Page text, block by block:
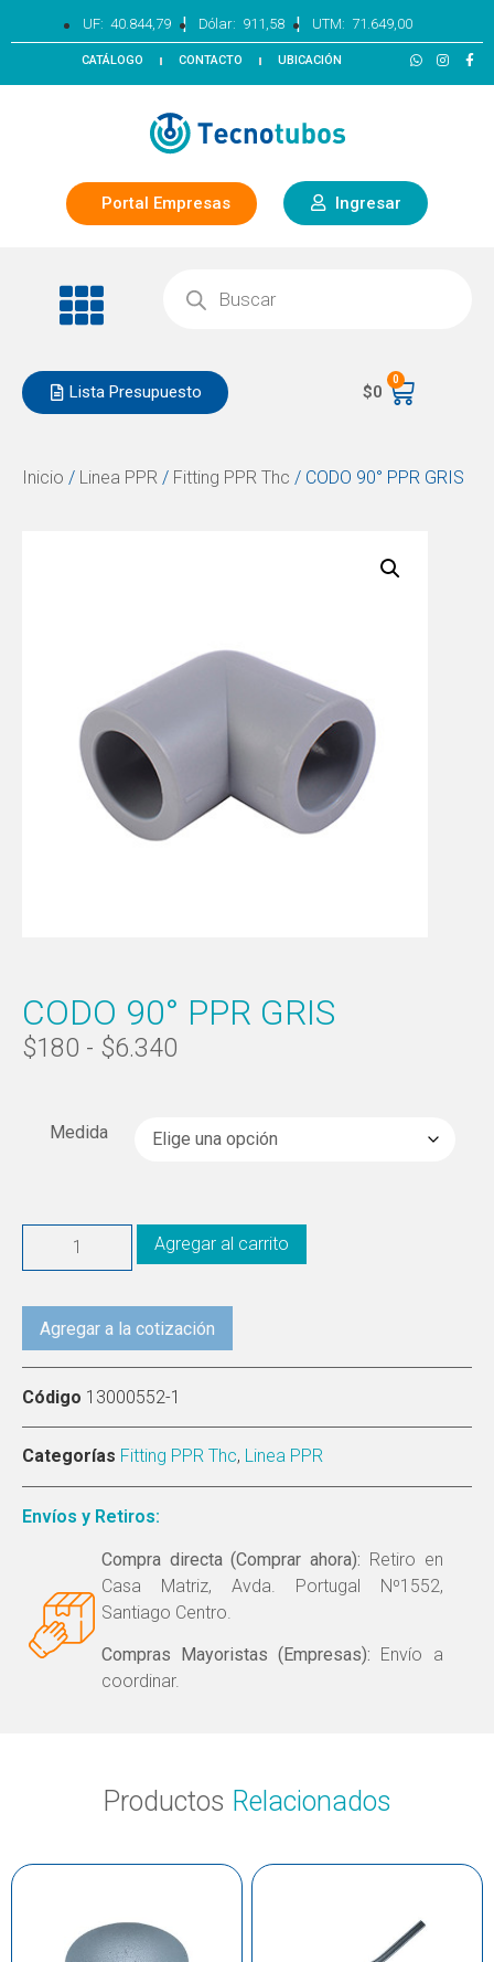
UF: 40.844,79 | Dólar: 911,58 | UTM: 71.649,00
CATÁLOGO CONTACTO UBICACIÓN
Portal Empresas Ingresar
Lista Presupuesto $0
0
Inicio / Linea PPR / Fitting PPR Thc / CODO 90° PPR GRIS
CODO 90° PPR GRIS
$180 - $6.340
Medida
Agregar al carrito
Agregar a la cotización
Código 13000552-1
Categorías Fitting PPR Thc, Linea PPR
Envíos y Retiros:
Compra directa (Comprar ahora): Retiro en
Casa Matriz, Avda. Portugal Nº1552,
Santiago Centro.
Compras Mayoristas (Empresas): Envío a
coordinar.
Productos Relacionados